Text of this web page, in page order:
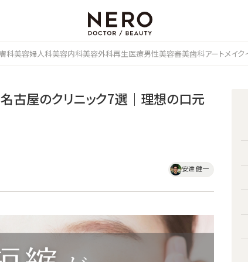
科美容婦人科美容内科美容外科再生医療男性美容審美歯科アートメイク
古屋のクリニック7選｜理想の口元
安達 健一